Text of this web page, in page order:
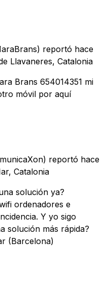
reportó hace
Llavaneres, Catalonia
Brans 654014351 mi
móvil por aquí
reportó hace
Catalonia
solución ya?
ordenadores e
Y yo sigo
solución más rápida?
(Barcelona)